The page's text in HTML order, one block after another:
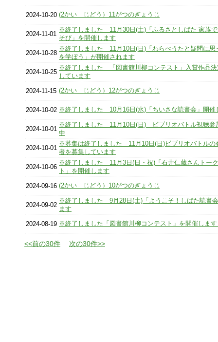
2024-10-20 (2かい じどう）11がつのぎょうじ
2024-11-01
※終了しました 11月30日(土)「ふるさとしばた 家族
そび」を開催します
2024-10-28
※終了しました 11月10日(日)「わらべうたと疑問に思
を学ぼう」が開催されます
2024-10-25
※終了しました 「図書館川柳コンテスト」入賞作品決
しています
2024-11-15 (2かい じどう）12がつのぎょうじ
2024-10-02 ※終了しました 10月16日(水)「ちいさな読書会」開催
2024-10-01
※終了しました 11月10日(日) ビブリオバトル視聴参
中
2024-10-01
※募集は終了しました 11月10日(日)ビブリオバトルの
者を募集しています
2024-10-06
※終了しました 11月3日(日・祝)「石井仁蔵さんトー
ト」を開催します
2024-09-16 (2かい じどう）10がつのぎょうじ
2024-09-02
※終了しました 9月28日(土)「ようこそ！しばた読書
ます
2024-08-19 ※終了しました「図書館川柳コンテスト」を開催しま
<<前の30件 次の30件>>